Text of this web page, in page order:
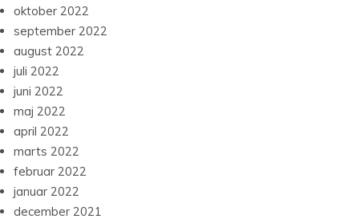
oktober 2022
september 2022
august 2022
juli 2022
juni 2022
maj 2022
april 2022
marts 2022
februar 2022
januar 2022
december 2021